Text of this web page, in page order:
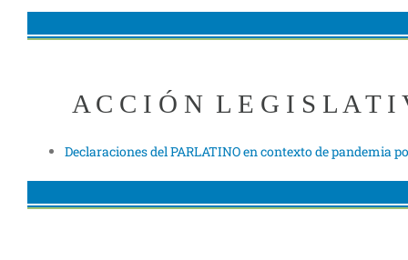
A C C I Ó N L E G I S L A T I
Declaraciones del PARLATINO en contexto de pandemia